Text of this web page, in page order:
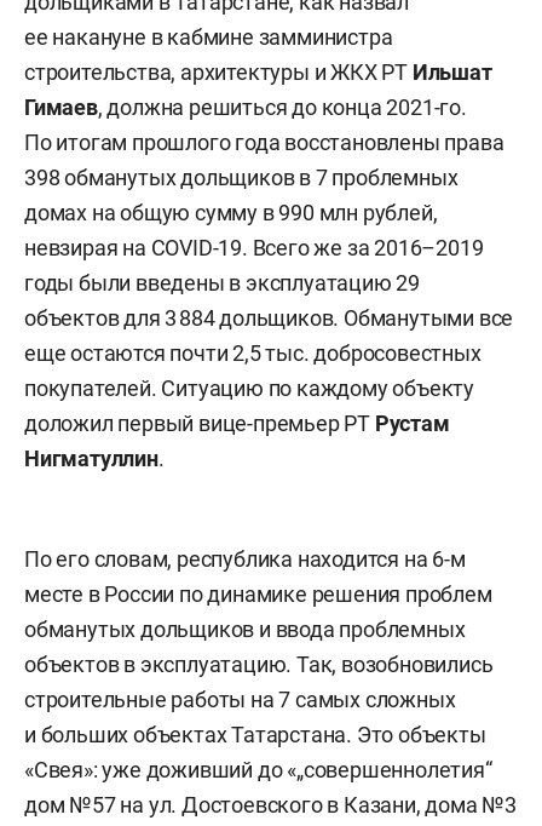
ее накануне в кабмине замминистра
строительства, архитектуры и ЖКХ РТ Ильшат
Гимаев, должна решиться до конца 2021-го.
По итогам прошлого года восстановлены права
398 обманутых дольщиков в 7 проблемных
домах на общую сумму в 990 млн рублей,
невзирая на COVID-19. Всего же за 2016–2019
годы были введены в эксплуатацию 29
объектов для 3 884 дольщиков. Обманутыми все
еще остаются почти 2,5 тыс. добросовестных
покупателей. Ситуацию по каждому объекту
доложил первый вице-премьер РТ Рустам
Нигматуллин.
По его словам, республика находится на 6-м
месте в России по динамике решения проблем
обманутых дольщиков и ввода проблемных
объектов в эксплуатацию. Так, возобновились
строительные работы на 7 самых сложных
и больших объектах Татарстана. Это объекты
«Свея»: уже доживший до «„совершеннолетия“
дом №57 на ул. Достоевского в Казани, дома №3